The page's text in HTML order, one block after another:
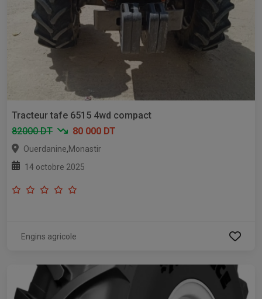
Tracteur tafe 6515 4wd compact
82000 DT
80 000 DT
Ouerdanine,Monastir
14 octobre 2025
Engins agricole